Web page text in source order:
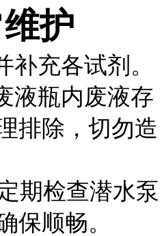
维护
补充各试剂。
液瓶内废液存
排除，切勿造
期检查潜水泵
保顺畅。